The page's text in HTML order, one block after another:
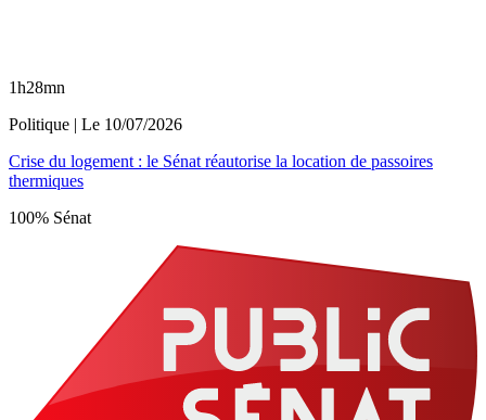
1h28mn
Politique | Le 10/07/2026
Crise du logement : le Sénat réautorise la location de passoires
thermiques
100% Sénat